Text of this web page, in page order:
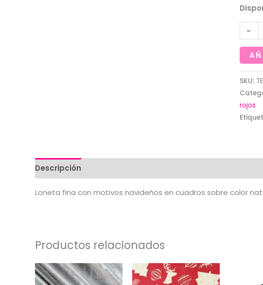
-
Loneta
fina
con
en
sobre
SKU:
rojos
Descripción
Loneta fina con motivos navideños en cuadros sobre color
Productos relacionados